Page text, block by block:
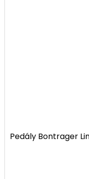
Pedály Bontrager